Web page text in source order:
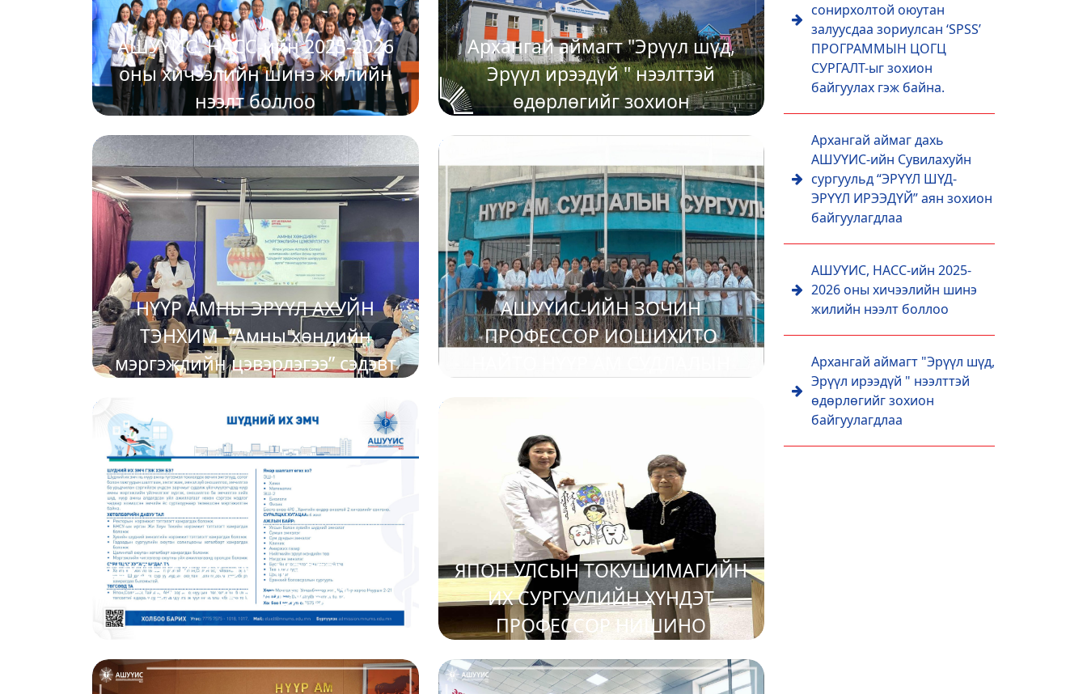
АШУҮИС, НАСС-ийн 2025-2026
оны хичээлийн шинэ жилийн
нээлт боллоо
Архангай аймагт "Эрүүл шүд,
Эрүүл ирээдүй " нээлттэй
өдөрлөгийг зохион
байгуулагдлаа
НҮҮР АМНЫ ЭРҮҮЛ АХУЙН
ТЭНХИМ -“Амны хөндийн
мэргэжлийн цэвэрлэгээ” сэдэвт
байгууллаа.
2025-09-01
АШУҮИС-ИЙН ЗОЧИН
ПРОФЕССОР ИОШИХИТО
ЗОХИОН БАЙГУУЛЛАА
ШҮДНИЙ ИХ ЭМЧ МЭРГЭЖЛЭЭР
СУРАЛЦАХЫГ УРЬЖ БАЙНА.
ЯПОН УЛСЫН ТОКУШИМАГИЙН
ИХ СУРГУУЛИЙН ХҮНДЭТ
ПРОФЕССОР НИШИНО
МИЗУХО НАСС-ИЙН НҮҮР
АМНЫ ЭРҮҮЛ АХУЙН АНГИЙН
2025-05-08 2025-05-08
сонирхолтой оюутан
залуусдаа зориулсан ‘SPSS’
ПРОГРАММЫН ЦОГЦ
СУРГАЛТ-ыг зохион
байгуулах гэж байна.
Архангай аймаг дахь
АШУҮИС-ийн Сувилахуйн
сургуульд “ЭРҮҮЛ ШҮД-
ЭРҮҮЛ ИРЭЭДҮЙ” аян зохион
байгуулагдлаа
АШУҮИС, НАСС-ийн 2025-
2026 оны хичээлийн шинэ
жилийн нээлт боллоо
Архангай аймагт "Эрүүл шүд,
Эрүүл ирээдүй " нээлттэй
өдөрлөгийг зохион
байгуулагдлаа